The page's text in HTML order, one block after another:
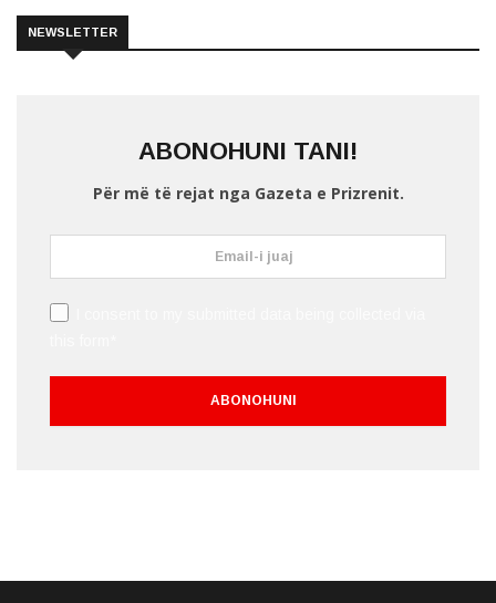
NEWSLETTER
ABONOHUNI TANI!
Për më të rejat nga Gazeta e Prizrenit.